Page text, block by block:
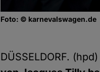
Foto: © karnevalswagen.de
DÜSSELDORF. (hpd)